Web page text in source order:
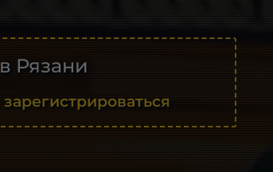
Рязани
зарегистрироваться